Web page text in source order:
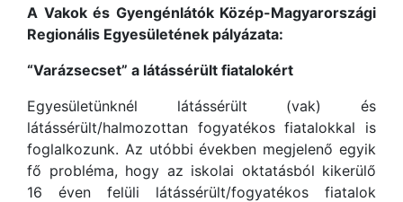
A Vakok és Gyengénlátók Közép-Magyarországi
Regionális Egyesületének pályázata:
“Varázsecset” a látássérült fiatalokért
Egyesületünknél látássérült (vak) és
látássérült/halmozottan fogyatékos fiatalokkal is
foglalkozunk. Az utóbbi években megjelenő egyik
fő probléma, hogy az iskolai oktatásból kikerülő
16 éven felüli látássérült/fogyatékos fiatalok